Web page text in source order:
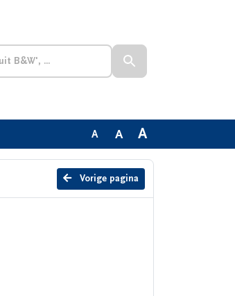
A A A
Vorige pagina